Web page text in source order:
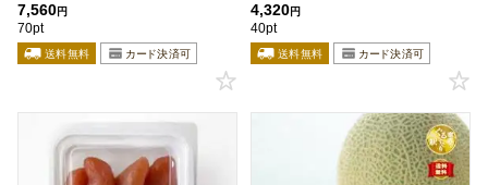
7,560円
70pt
4,320円
40pt